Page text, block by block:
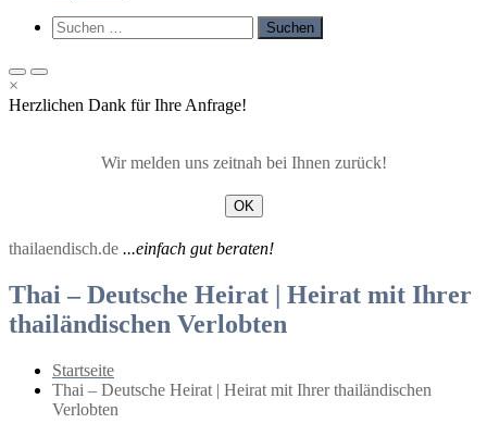
Such-
Formular
Suchen
nach:
Primäres
Menü
für
Primäres
Menü
für
×
Herzlichen Dank für Ihre Anfrage!
Wir melden uns zeitnah bei Ihnen zurück!
OK
thailaendisch.de ...einfach gut beraten!
Thai – Deutsche Heirat | Heirat mit Ihrer
thailändischen Verlobten
Startseite
Thai – Deutsche Heirat | Heirat mit Ihrer thailändischen
Verlobten